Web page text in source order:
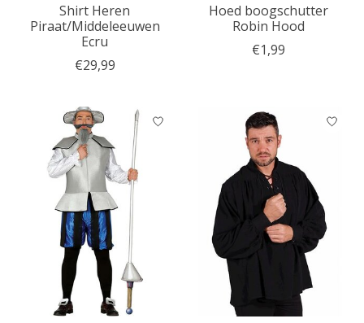
Shirt Heren
Piraat/Middeleeuwen
Ecru
€29,99
Hoed boogschutter
Robin Hood
€1,99